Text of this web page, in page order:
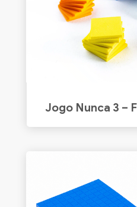
Jogo Nunca 3 –